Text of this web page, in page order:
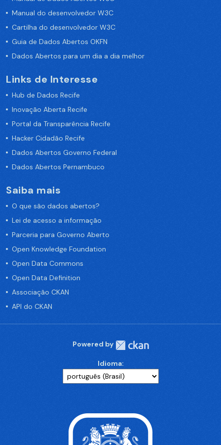
Manual do desenvolvedor W3C
Cartilha do desenvolvedor W3C
Guia de Dados Abertos OKFN
Dados Abertos para um dia a dia melhor
Links de Interesse
Hub de Dados Recife
Inovação Aberta Recife
Portal da Transparência Recife
Hacker Cidadão Recife
Dados Abertos Governo Federal
Dados Abertos Pernambuco
Saiba mais
O que são dados abertos?
Lei de acesso a informação
Parceria para Governo Aberto
Open Knowledge Foundation
Open Data Commons
Open Data Definition
Associação CKAN
API do CKAN
Powered by
Idioma